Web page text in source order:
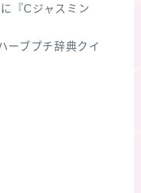
『Cジャスミン
ーブプチ辞典クイ